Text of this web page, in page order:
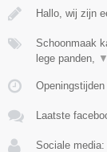
Hallo, wij zijn
Schoonmaak
lege panden,
▼
Openingstijden
Laatste
Sociale media: